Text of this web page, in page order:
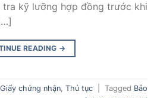
tra kỹ lưỡng hợp đồng trước khi
READING →
Giấy chứng nhận, Thủ tục Tagged Bảo